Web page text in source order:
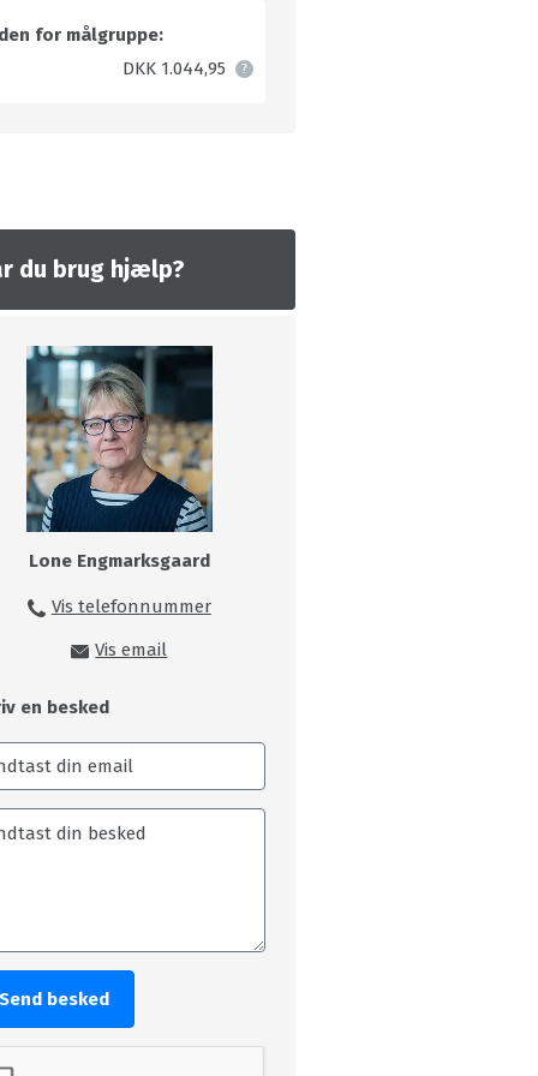
for målgruppe:
DKK 1.044,95
du brug hjælp?
Lone Engmarksgaard
Vis telefonnummer
Vis email
loe@skivecollege.dk
en besked
besked